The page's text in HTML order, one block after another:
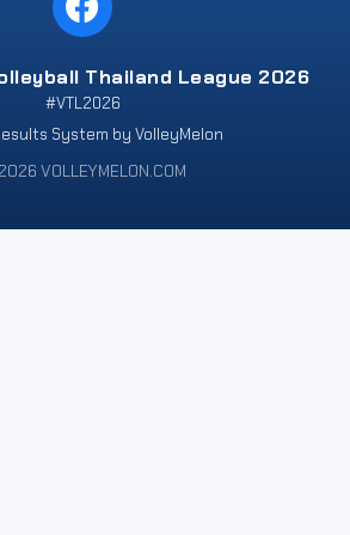
Thailand League 2026
#VTL2026
System by VolleyMelon
VOLLEYMELON.COM